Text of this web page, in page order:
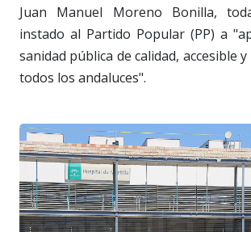
Juan Manuel Moreno Bonilla,
instado al Partido Popular (PP) a
sanidad pública de calidad, accesible
todos los andaluces".